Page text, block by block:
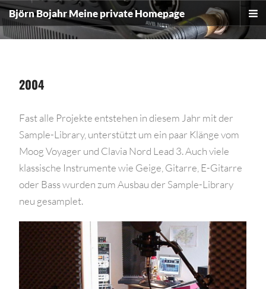
The point Back To Top stack will scroll to
2004
Fast alle Projekte entstehen in diesem Jahr mit der
Sample-Library, unterstützt um ein paar Klänge vom
Moog Voyager und Clavia Nord Lead 3. Auch viele
klassische Instrumente wie Geige, Gitarre, E-Gitarre
oder Bass wurden zum Ausbau der Sample-Library
neu gesamplet.
Björn BojahrMeine private Homepage